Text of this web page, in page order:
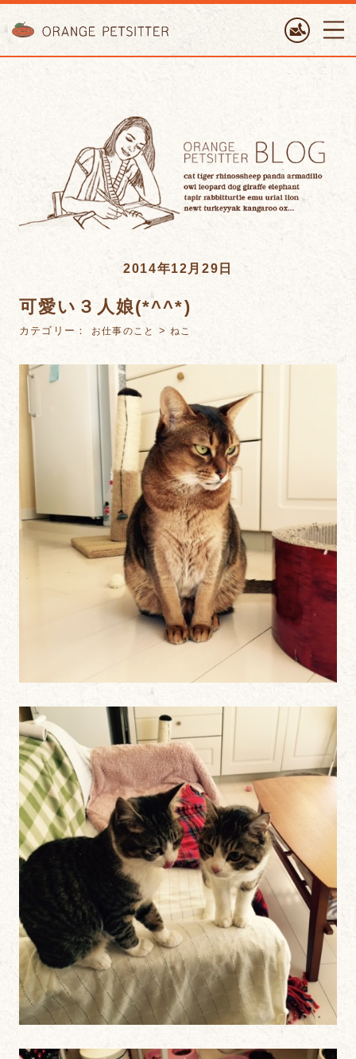
2014年12月29日
可愛い３人娘(*^^*)
カテゴリー： お仕事のこと >ねこ